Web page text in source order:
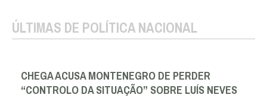
ÚLTIMAS DE POLÍTICA NACIONAL
CHEGA ACUSA MONTENEGRO DE PERDER
“CONTROLO DA SITUAÇÃO” SOBRE LUÍS NEVES